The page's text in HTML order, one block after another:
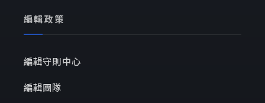
編輯政策
編輯守則中心
編輯團隊